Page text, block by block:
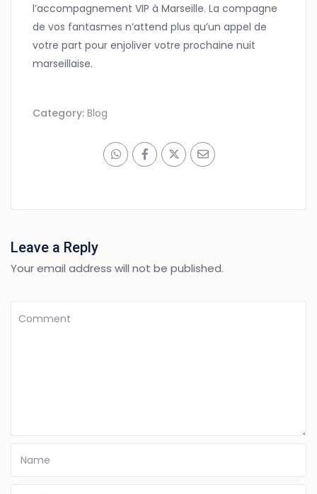
l’accompagnement VIP à Marseille. La compagne
de vos fantasmes n’attend plus qu’un appel de
votre part pour enjoliver votre prochaine nuit
marseillaise.
Category:Blog
Leave a Reply
Your email address will not be published.